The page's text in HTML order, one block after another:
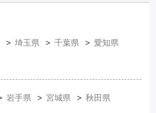
埼玉県 千葉県 愛知県
岩手県 宮城県 秋田県